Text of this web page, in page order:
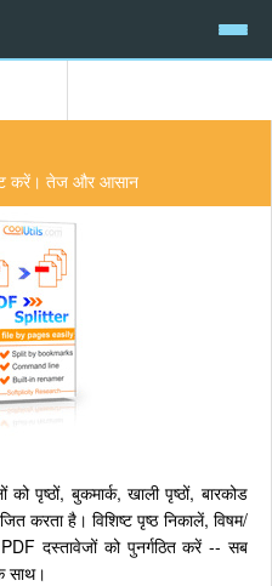
करें। तेज और आसान
पृष्ठों, बुकमार्क, खाली पृष्ठों, बारकोड
करता है। विशिष्ट पृष्ठ निकालें, विषम/
दस्तावेजों को पुनर्गठित करें -- सब
साथ।